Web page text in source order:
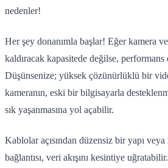
nedenler!
Her şey donanımla başlar! Eğer kamera
kaldıracak kapasitede değilse, performans
Düşünsenize; yüksek çözünürlüklü bir
kameranın, eski bir bilgisayarla
sık yaşanmasına yol açabilir.
Kablolar açısından düzensiz bir yapı
bağlantısı, veri akışını kesintiye